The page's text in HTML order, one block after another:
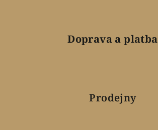
Doprava a platba
Prodejny